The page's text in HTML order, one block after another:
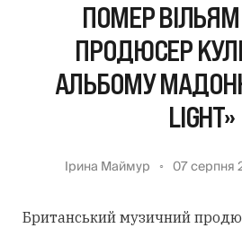
ПОМЕР ВІЛЬЯМ
ПРОДЮСЕР
АЛЬБОМУ
LIGHT»
Ірина Маймур 07 серпня
Британський музичний